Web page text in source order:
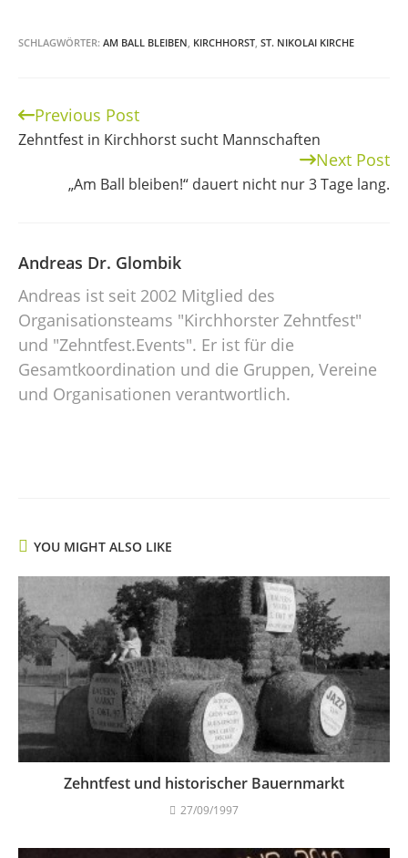
SCHLAGWÖRTER: AM BALL BLEIBEN, KIRCHHORST, ST. NIKOLAI KIRCHE
Continue
Reading
Previous Post
Zehntfest in Kirchhorst sucht Mannschaften
Next Post
„Am Ball bleiben!“ dauert nicht nur 3 Tage lang.
Andreas Dr. Glombik
Andreas ist seit 2002 Mitglied des
Organisationsteams "Kirchhorster Zehntfest"
und "Zehntfest.Events". Er ist für die
Gesamtkoordination und die Gruppen, Vereine
und Organisationen verantwortlich.
YOU MIGHT ALSO LIKE
Zehntfest und historischer Bauernmarkt
27/09/1997